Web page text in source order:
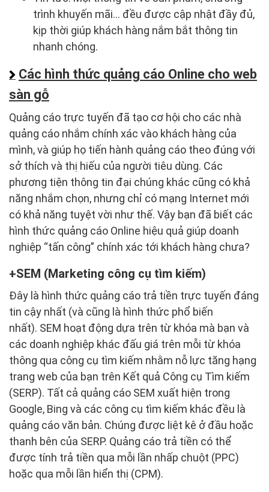
trình khuyến mãi… đều được cập nhật đầy đủ,
kịp thời giúp khách hàng nắm bắt thông tin
nhanh chóng.
Các hình thức quảng cáo Online cho web
sàn gỗ
Quảng cáo trực tuyến đã tạo cơ hội cho các nhà
quảng cáo nhắm chính xác vào khách hàng của
mình, và giúp họ tiến hành quảng cáo theo đúng với
sở thích và thị hiếu của người tiêu dùng. Các
phương tiện thông tin đại chúng khác cũng có khả
năng nhắm chọn, nhưng chỉ có mạng Internet mới
có khả năng tuyệt vời như thế. Vậy bạn đã biết các
hình thức quảng cáo Online hiệu quả giúp doanh
nghiệp “tấn công” chính xác tới khách hàng chưa?
SEM (Marketing công cụ tìm kiếm)
Đây là hình thức quảng cáo trả tiền trực tuyến đáng
tin cậy nhất (và cũng là hình thức phổ biến
nhất). SEM hoạt động dựa trên từ khóa mà bạn và
các doanh nghiệp khác đấu giá trên mỗi từ khóa
thông qua công cụ tìm kiếm nhằm nỗ lực tăng hạng
trang web của bạn trên Kết quả Công cụ Tìm kiếm
(SERP). Tất cả quảng cáo SEM xuất hiện trong
Google, Bing và các công cụ tìm kiếm khác đều là
quảng cáo văn bản. Chúng được liệt kê ở đầu hoặc
thanh bên của SERP. Quảng cáo trả tiền có thể
được tính trả tiền qua mỗi lần nhấp chuột (PPC)
hoặc qua mỗi lần hiển thị (CPM).